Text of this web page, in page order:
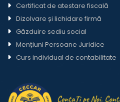
Certificat de atestare fiscală
Dizolvare și lichidare firmă
Găzduire sediu social
Mențiuni Persoane Juridice
Curs individual de contabilitate